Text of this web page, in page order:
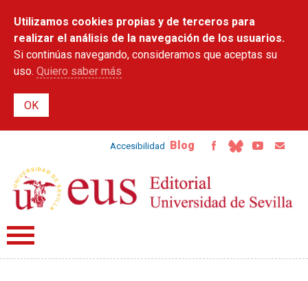
contenido
principal
Utilizamos cookies propias y de terceros para
realizar el análisis de la navegación de los usuarios.
Si continúas navegando, consideramos que aceptas su
uso. Quiero saber más
Accesibilidad Blog